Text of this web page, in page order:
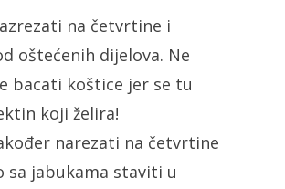
na četvrtine i
oštećenih dijelova. Ne
bacati koštice jer se tu
koji želira!
narezati na četvrtine
sa jabukama staviti u